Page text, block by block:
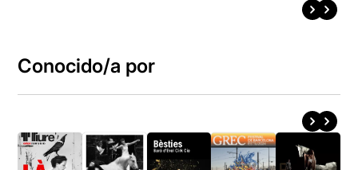
Conocido/a por